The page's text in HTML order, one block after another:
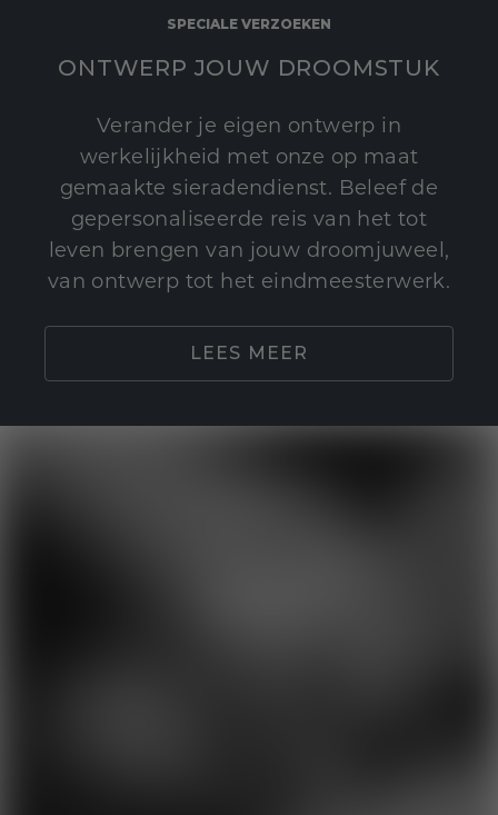
SPECIALE VERZOEKEN
ONTWERP JOUW DROOMSTUK
Verander je eigen ontwerp in
werkelijkheid met onze op maat
gemaakte sieradendienst. Beleef de
gepersonaliseerde reis van het tot
leven brengen van jouw droomjuweel,
van ontwerp tot het eindmeesterwerk.
LEES MEER